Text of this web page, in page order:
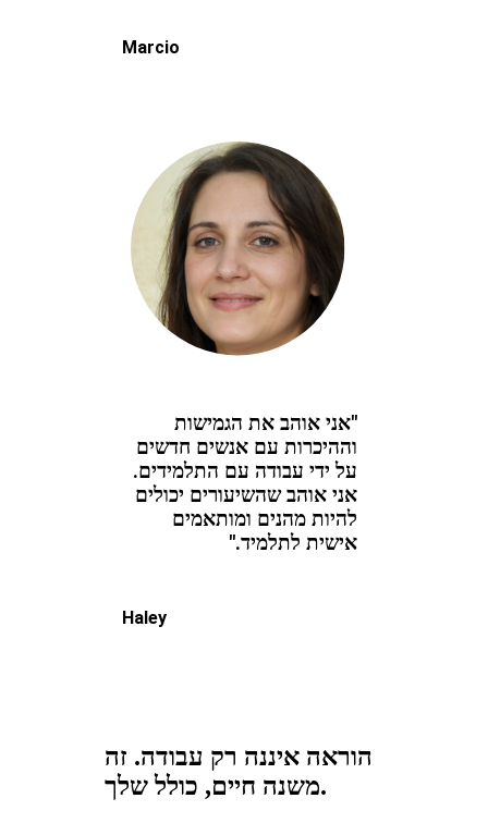
Marcio
"אני אוהב את הגמישות
וההיכרות עם אנשים חדשים
על ידי עבודה עם התלמידים.
אני אוהב שהשיעורים יכולים
להיות מהנים ומותאמים
אישית לתלמיד."
Haley
הוראה איננה רק עבודה. זה
משנה חיים, כולל שלך.